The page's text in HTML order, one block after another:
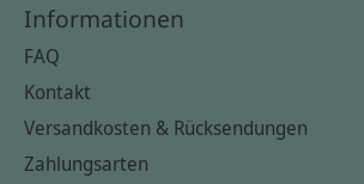
Informationen
FAQ
Kontakt
Versandkosten & Rücksendungen
Zahlungsarten